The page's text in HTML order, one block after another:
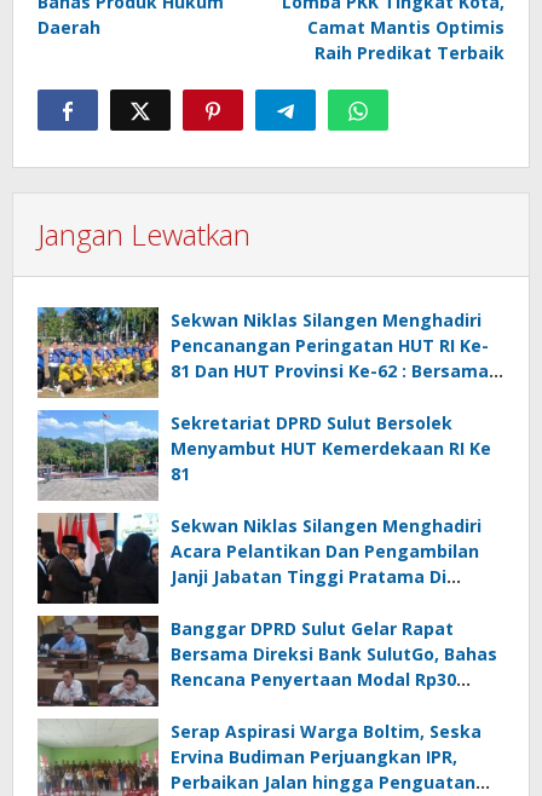
Daerah
Camat Mantis Optimis
Raih Predikat Terbaik
Jangan Lewatkan
Sekwan Niklas Silangen Menghadiri
Pencanangan Peringatan HUT RI Ke-
81 Dan HUT Provinsi Ke-62 : Bersama
Melawan Tim Kodam XIII Merdeka
Sekretariat DPRD Sulut Bersolek
Menyambut HUT Kemerdekaan RI Ke
81
Sekwan Niklas Silangen Menghadiri
Acara Pelantikan Dan Pengambilan
Janji Jabatan Tinggi Pratama Di
Berikan Ucapan Selamat
Banggar DPRD Sulut Gelar Rapat
Bersama Direksi Bank SulutGo, Bahas
Rencana Penyertaan Modal Rp30
Serap Aspirasi Warga Boltim, Seska
Ervina Budiman Perjuangkan IPR,
Perbaikan Jalan hingga Penguatan